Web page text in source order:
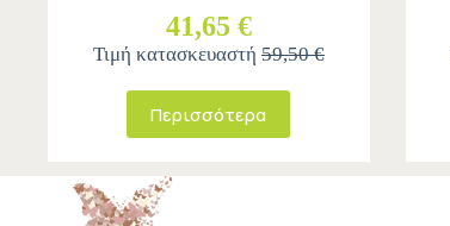
41,65 €
Τιμή κατασκευαστή 59,50 €
Περισσότερα